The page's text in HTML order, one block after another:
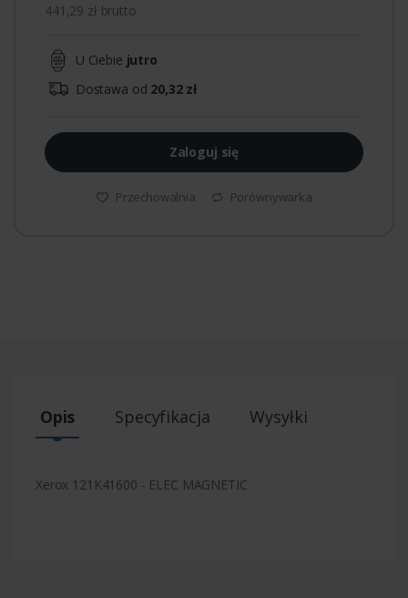
441,29 zł brutto
U Ciebie jutro
Dostawa od 20,32 zł
Zaloguj się
Przechowalnia Porównywarka
Opis Specyfikacja Wysyłki
Xerox 121K41600 - ELEC MAGNETIC